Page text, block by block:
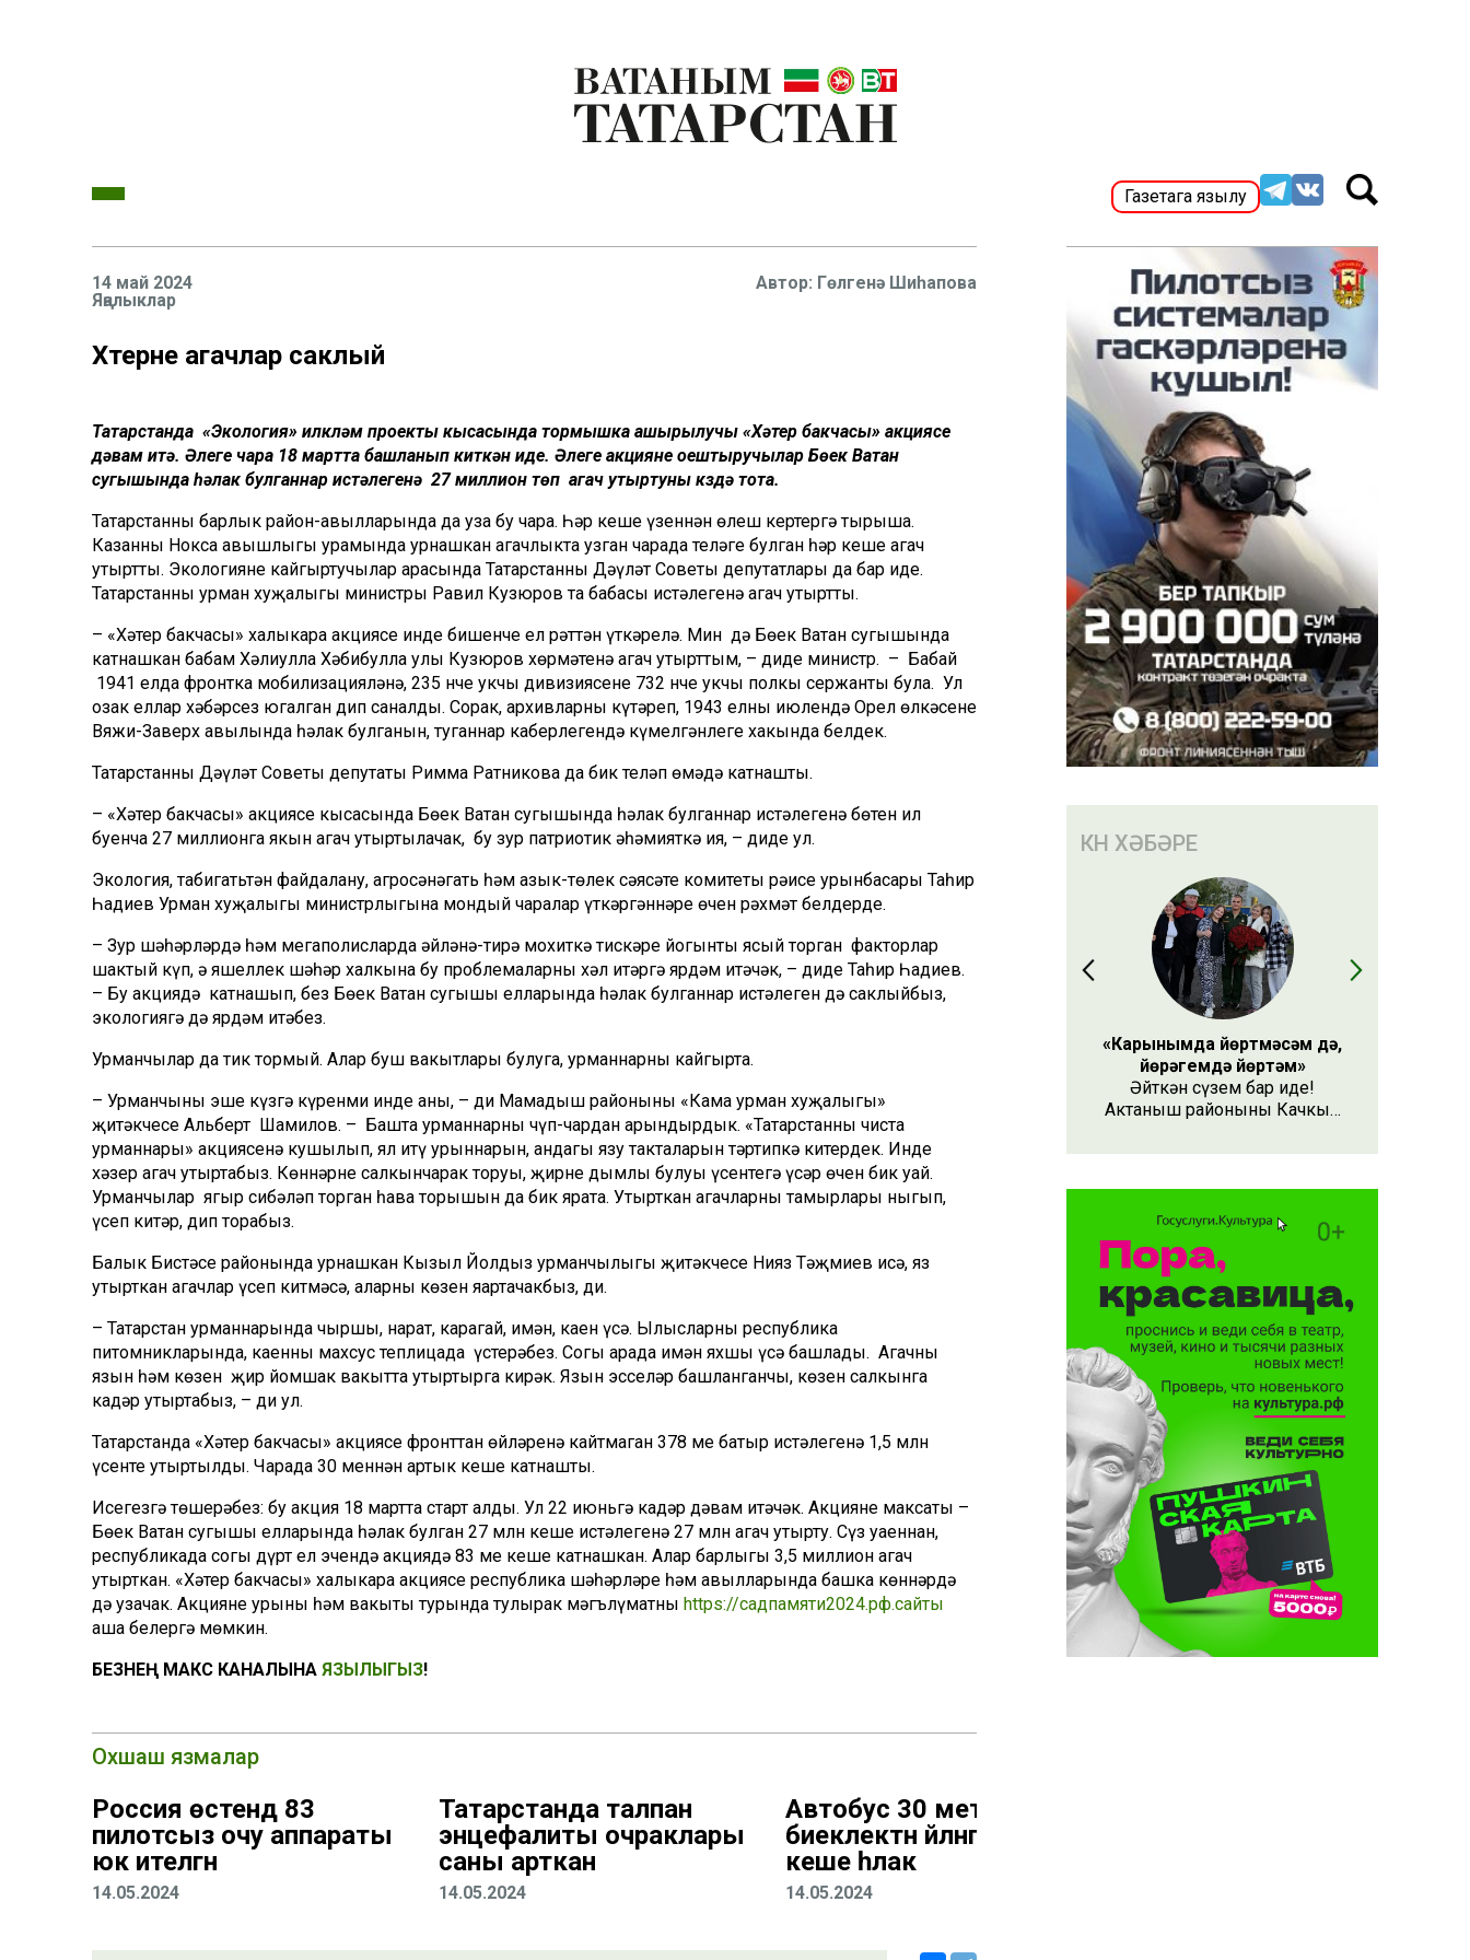
Газетага язылу
14 май 2024
Яңалыклар
Гөлгенә Шиһапова
Хәтерне агачлар саклый
Татарстанда «Экология» илкүләм проекты кысасында тормышка ашырылучы «Хәтер бакчасы» акциясе
дәвам итә. Әлеге чара 18 мартта башланып киткән иде. Әлеге акцияне оештыручылар Бөек Ватан
сугышында һәлак булганнар истәлегенә 27 миллион төп агач утыртуны күздә тота.
Татарстанның барлык район-авылларында да уза бу чара. Һәр кеше үзеннән өлеш кертергә тырыша.
Казанның Нокса авышлыгы урамында урнашкан агачлыкта узган чарада теләге булган һәр кеше агач
утыртты. Экологияне кайгыртучылар арасында Татарстанның Дәүләт Советы депутатлары да бар иде.
Татарстанның урман хуҗалыгы министры Равил Кузюров та бабасы истәлегенә агач утыртты.
– «Хәтер бакчасы» халыкара акциясе инде бишенче ел рәттән үткәрелә. Мин дә Бөек Ватан сугышында
катнашкан бабам Хәлиулла Хәбибулла улы Кузюров хөрмәтенә агач утырттым, – диде министр. – Бабай
1941 елда фронтка мобилизацияләнә, 235 нче укчы дивизиясенең 732 нче укчы полкы сержанты була. Ул
озак еллар хәбәрсез югалган дип саналды. Соңрак, архивларны күтәреп, 1943 елның июлендә Орел өлкәсенең
Вяжи-Заверх авылында һәлак булганын, туганнар каберлегендә күмелгәнлеге хакында белдек.
Татарстанның Дәүләт Советы депутаты Римма Ратникова да бик теләп өмәдә катнашты.
– «Хәтер бакчасы» акциясе кысасында Бөек Ватан сугышында һәлак булганнар истәлегенә бөтен ил
буенча 27 миллионга якын агач утыртылачак, бу зур патриотик әһәмияткә ия, – диде ул.
Экология, табигатьтән файдалану, агросәнәгать һәм азык-төлек сәясәте комитеты рәисе урынбасары Таһир
Һадиев Урман хуҗалыгы министрлыгына мондый чаралар үткәргәннәре өчен рәхмәт белдерде.
– Зур шәһәрләрдә һәм мегаполисларда әйләнә-тирә мохиткә тискәре йогынты ясый торган факторлар
шактый күп, ә яшеллек шәһәр халкына бу проблемаларны хәл итәргә ярдәм итәчәк, – диде Таһир Һадиев.
– Бу акциядә катнашып, без Бөек Ватан сугышы елларында һәлак булганнар истәлеген дә саклыйбыз,
экологиягә дә ярдәм итәбез.
Урманчылар да тик тормый. Алар буш вакытлары булуга, урманнарны кайгырта.
– Урманчының эше күзгә күренми инде аның, – ди Мамадыш районының «Кама урман хуҗалыгы»
җитәкчесе Альберт Шамилов. – Башта урманнарны чүп-чардан арындырдык. «Татарстанның чиста
урманнары» акциясенә кушылып, ял итү урыннарын, андагы язу такталарын тәртипкә китердек. Инде
хәзер агач утыртабыз. Көннәрнең салкынчарак торуы, җирнең дымлы булуы үсентегә үсәр өчен бик уңай.
Урманчылар яңгыр сибәләп торган һава торышын да бик ярата. Утырткан агачларның тамырлары ныгып,
үсеп китәр, дип торабыз.
Балык Бистәсе районында урнашкан Кызыл Йолдыз урманчылыгы җитәкчесе Нияз Тәҗмиев исә, яз
утырткан агачлар үсеп китмәсә, аларны көзен яңартачакбыз, ди.
– Татарстан урманнарында чыршы, нарат, карагай, имән, каен үсә. Ылысларны республика
питомникларында, каенны махсус теплицада үстерәбез. Соңгы арада имән яхшы үсә башлады. Агачны
язын һәм көзен җир йомшак вакытта утыртырга кирәк. Язын эсселәр башланганчы, көзен салкынга
кадәр утыртабыз, – ди ул.
Татарстанда «Хәтер бакчасы» акциясе фронттан өйләренә кайтмаган 378 мең батыр истәлегенә 1,5 млн
үсенте утыртылды. Чарада 30 меңннән артык кеше катнашты.
Исегезгә төшерәбез: бу акция 18 мартта старт алды. Ул 22 июньгә кадәр дәвам итәчәк. Акциянең максаты –
Бөек Ватан сугышы елларында һәлак булган 27 млн кеше истәлегенә 27 млн агач утырту. Сүз уңаеннан,
республикада соңгы дүрт ел эчендә акциядә 83 мең кеше катнашкан. Алар барлыгы 3,5 миллион агач
утырткан. «Хәтер бакчасы» халыкара акциясе республика шәһәрләре һәм авылларында башка көннәрдә
дә узачак. Акциянең урыны һәм вакыты турында тулырак мәгълүматны https://садпамяти2024.рф.сайты
аша белергә мөмкин.
БЕЗНЕҢ МАКС КАНАЛЫНА ЯЗЫЛЫГЫЗ!
Охшаш язмалар
Россия өстендә 83
пилотсыз очу аппараты
юк ителгән
14.05.2024
Татарстанда талпан
энцефалиты очраклары
саны арткан
14.05.2024
Автобус 30 метр
биеклектән әйләнгән: җиде
кеше һәлак
14.05.2024
КӨН ХӘБӘРЕ
«Карынымда йөртмәсәм дә,
йөрәгемдә йөртәм»
Әйткән сүзем бар иде!
Актаныш районының Качкын
Гөлназ Кашапова – ике ятим
каршы килми.
Тормышларының иң авыр
вакытларында ике бала
янына тагын ике игезәк
алып кайткач, дөньялары
түгәрәкләнә.